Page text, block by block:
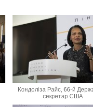
Кондоліза Райс, 66-й
секретар США